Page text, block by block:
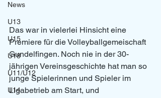
News
U13
U15
U18
U11/U12
U14
Das war in vielerlei Hinsicht eine
Premiere für die Volleyballgemeischaft
Gundelfingen. Noch nie in der 30-
jährigen Vereinsgeschichte hat man so
junge Spielerinnen und Spieler im
Ligabetrieb am Start, und